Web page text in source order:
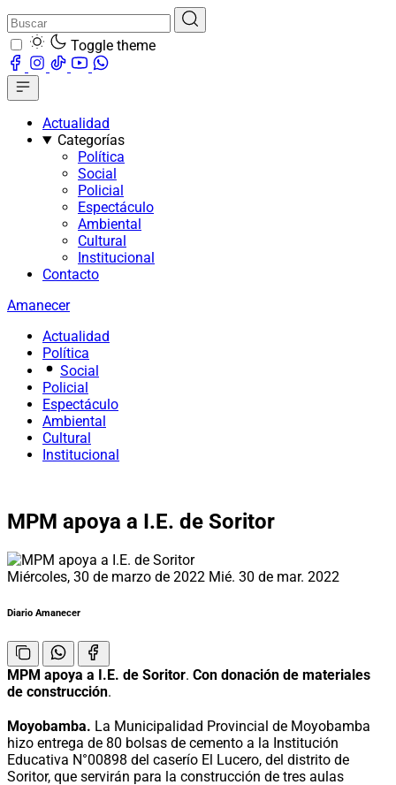
Toggle theme
Actualidad
Categorías
Política
Social
Policial
Espectáculo
Ambiental
Cultural
Institucional
Contacto
Amanecer
Actualidad
Política
Social
Policial
Espectáculo
Ambiental
Cultural
Institucional
MPM apoya a I.E. de Soritor
Miércoles, 30 de marzo de 2022 Mié. 30 de mar. 2022
Diario Amanecer
MPM apoya a I.E. de Soritor. Con donación de materiales
de construcción.
Moyobamba. La Municipalidad Provincial de Moyobamba
hizo entrega de 80 bolsas de cemento a la Institución
Educativa N°00898 del caserío El Lucero, del distrito de
Soritor, que servirán para la construcción de tres aulas